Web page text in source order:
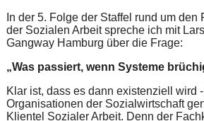
In der 5. Folge der Staffel rund um den
der Sozialen Arbeit spreche ich mit
Gangway Hamburg über die Frage:
„Was passiert, wenn Systeme
Klar ist, dass es dann existenziell wird
Organisationen der Sozialwirtschaft
Klientel Sozialer Arbeit. Denn der